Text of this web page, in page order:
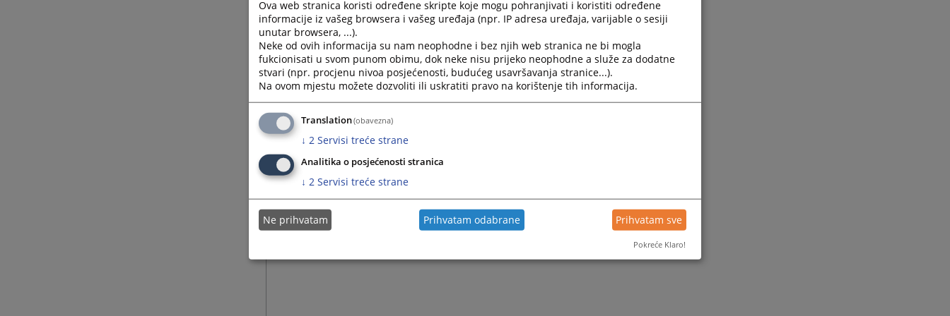
Ova web stranica koristi određene skripte koje mogu pohranjivati i koristiti određene
informacije iz vašeg browsera i vašeg uređaja (npr. IP adresa uređaja, varijable o sesiji
unutar browsera, ...).
Neke od ovih informacija su nam neophodne i bez njih web stranica ne bi mogla
fukcionisati u svom punom obimu, dok neke nisu prijeko neophodne a služe za dodatne
stvari (npr. procjenu nivoa posjećenosti, budućeg usavršavanja stranice...).
Na ovom mjestu možete dozvoliti ili uskratiti pravo na korištenje tih informacija.
Translation(obavezna)
↓ 2 Servisi treće strane
Analitika o posjećenosti stranica
↓ 2 Servisi treće strane
Ne prihvatam Prihvatam odabrane Prihvatam sve
Pokreće Klaro!